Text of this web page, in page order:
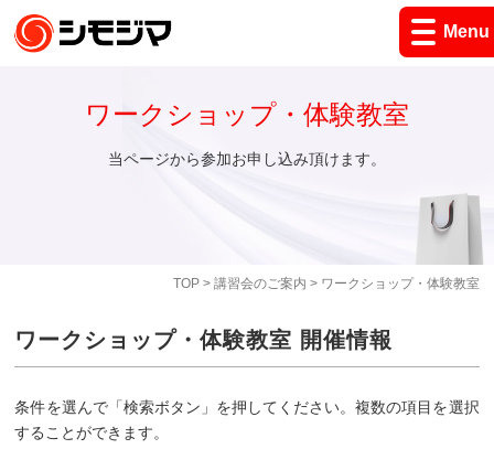
Menu
TOP> 講習会のご案内 > ワークショップ・体験教室
ワークショップ・体験教室
当ページから参加お申し込み頂けます。
ワークショップ・体験教室 開催情報
条件を選んで「検索ボタン」を押してください。複数の項目を選択
することができます。